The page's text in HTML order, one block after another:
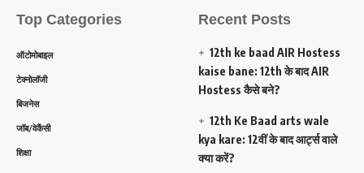
Top Categories
ऑटोमोबाइल
टेक्नोलॉजी
बिजनेस
जॉब/वेकैंसी
शिक्षा
Recent Posts
12th ke baad AIR Hostess
kaise bane: 12th के बाद AIR
Hostess कैसे बने?
12th Ke Baad arts wale
kya kare: 12वीं के बाद आर्ट्स वाले
क्या करें?